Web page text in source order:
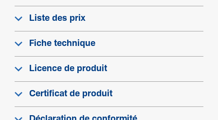
Liste des prix
Fiche technique
Licence de produit
Certificat de produit